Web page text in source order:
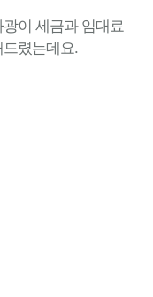
이 세금과 임대료
렸는데요.